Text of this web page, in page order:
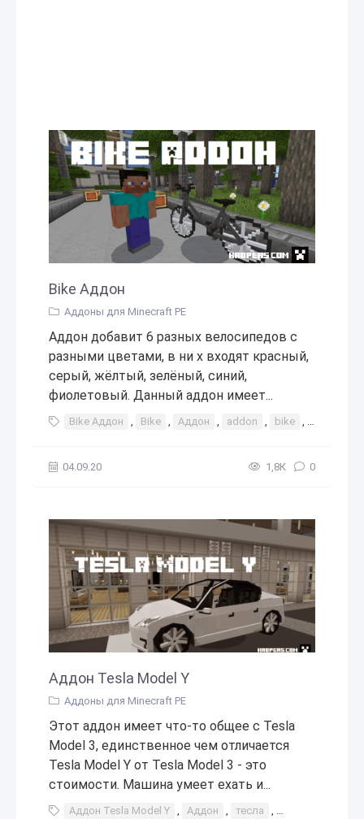
Bike Аддон
Аддоны для Minecraft PE
Аддон добавит 6 разных велосипедов с
разными цветами, в ни х входят красный,
серый, жёлтый, зелёный, синий,
фиолетовый. Данный аддон имеет...
Bike Аддон , Bike , Аддон , addon , bike , байк
04.09.20 1,8К 0
Аддон Tesla Model Y
Аддоны для Minecraft PE
Этот аддон имеет что-то общее с Tesla
Model 3, единственное чем отличается
Tesla Model Y от Tesla Model 3 - это
стоимости. Машина умеет ехать и...
Аддон Tesla Model Y , Аддон , тесла , модел